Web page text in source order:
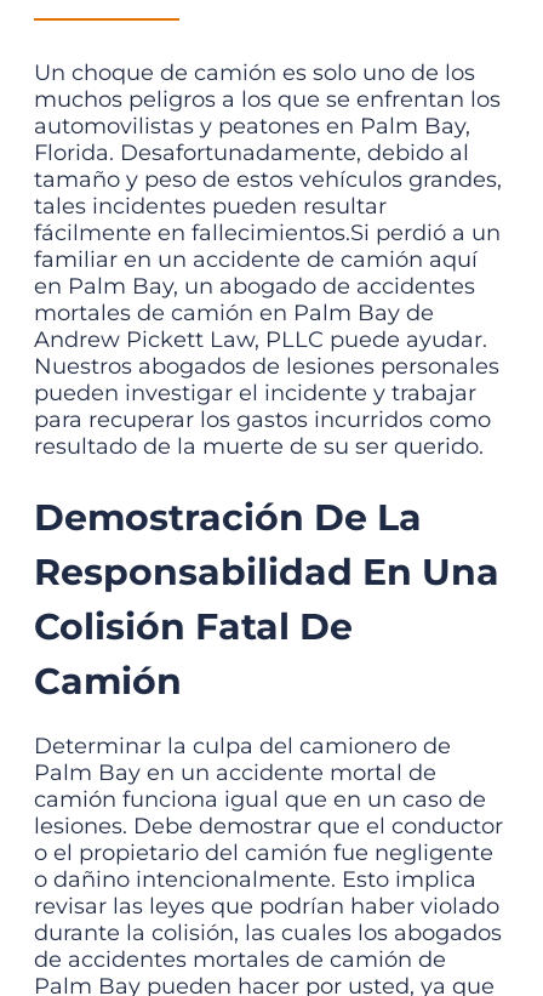
Un choque de camión es solo uno de los
muchos peligros a los que se enfrentan los
automovilistas y peatones en Palm Bay,
Florida. Desafortunadamente, debido al
tamaño y peso de estos vehículos grandes,
tales incidentes pueden resultar
fácilmente en fallecimientos.Si perdió a un
familiar en un accidente de camión aquí
en Palm Bay, un abogado de accidentes
mortales de camión en Palm Bay de
Andrew Pickett Law, PLLC puede ayudar.
Nuestros abogados de lesiones personales
pueden investigar el incidente y trabajar
para recuperar los gastos incurridos como
resultado de la muerte de su ser querido.
Demostración De La
Responsabilidad En Una
Colisión Fatal De
Camión
Determinar la culpa del camionero de
Palm Bay en un accidente mortal de
camión funciona igual que en un caso de
lesiones. Debe demostrar que el conductor
o el propietario del camión fue negligente
o dañino intencionalmente. Esto implica
revisar las leyes que podrían haber violado
durante la colisión, las cuales los abogados
de accidentes mortales de camión de
Palm Bay pueden hacer por usted, ya que